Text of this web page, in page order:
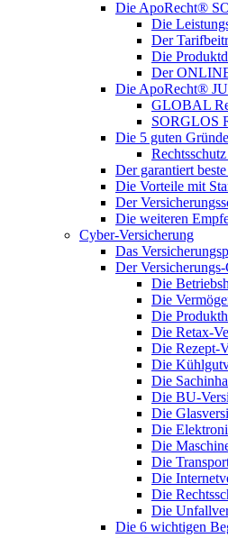
Die ApoRecht®
Die
Der
Die
Der
Die ApoRecht®
GLOBAL
SORGLOS
Die 5 guten Gründe
Der garantiert
Die Vorteile mit
Der
Die weiteren
Cyber-Versicherung
Das
Der
Die
Die
Die
Die Retax-
Die Rezept-
Die
Die
Die BU-
Die
Die
Die
Die
Die
Die
Die
Die 6 wichtigen